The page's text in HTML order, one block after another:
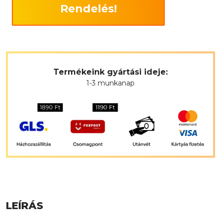
Rendelés!
Termékeink gyártási ideje:
1-3 munkanap
LEÍRÁS